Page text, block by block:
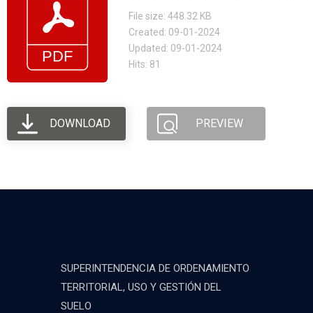
File size: 448.32 KB
Created: 09-01-2024
Updated: 09-01-2024
Hits: 81
DOWNLOAD PREVIEW
SUPERINTENDENCIA DE ORDENAMIENTO
TERRITORIAL, USO Y GESTIÓN DEL
SUELO